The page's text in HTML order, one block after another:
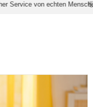
Service von echten Menschen